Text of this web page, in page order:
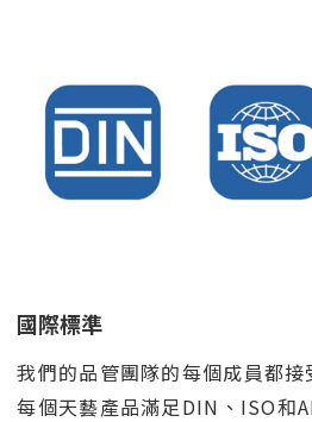
國際標準
我們的品管團隊的每個成員都
每個天藝產品滿足DIN、ISO和